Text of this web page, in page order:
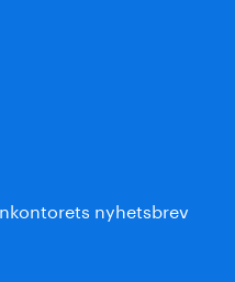
nyhetsbrev